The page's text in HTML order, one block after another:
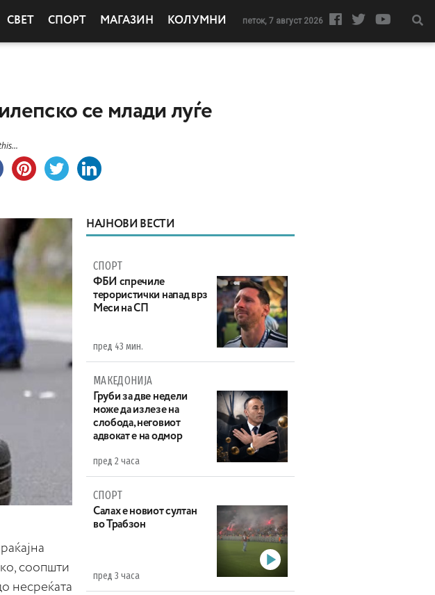
СВЕТ СПОРТ МАГАЗИН КОЛУМНИ петок, 7 август 2026
се млади луѓе
соопшти
несреќата
НАЈНОВИ ВЕСТИ
СПОРТ
ФБИ спречиле
терористички напад врз
Меси на СП
пред 43 мин.
МАКЕДОНИЈА
Груби за две недели
може да излезе на
слобода, неговиот
адвокат е на одмор
пред 2 часа
СПОРТ
Салах е новиот султан
во Трабзон
пред 3 часа